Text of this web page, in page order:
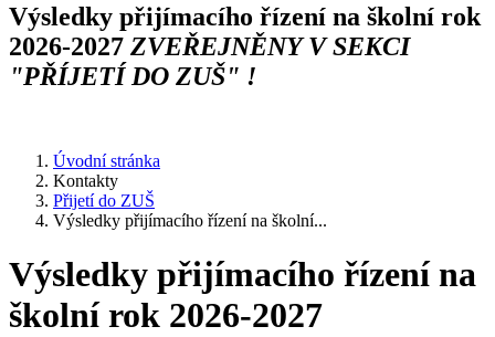
Výsledky přijímacího řízení na školní rok
2026-2027 ZVEŘEJNĚNY V SEKCI
"PŘÍJETÍ DO ZUŠ" !
Úvodní stránka
Kontakty
Přijetí do ZUŠ
Výsledky přijímacího řízení na školní...
Výsledky přijímacího řízení na
školní rok 2026-2027